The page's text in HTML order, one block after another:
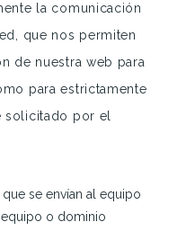
la comunicación
que nos permiten
de nuestra web para
para estrictamente
solicitado por el
se envían al equipo
o dominio